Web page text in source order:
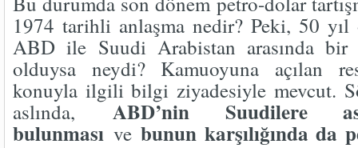
1974 tarihli anlaşma nedir? Peki, 50 yıl
ABD ile Suudi Arabistan arasında bir
olduysa neydi? Kamuoyuna açılan
konuyla ilgili bilgi ziyadesiyle mevcut.
aslında, ABD’nin Suudilere
bulunması ve bunun karşılığında da